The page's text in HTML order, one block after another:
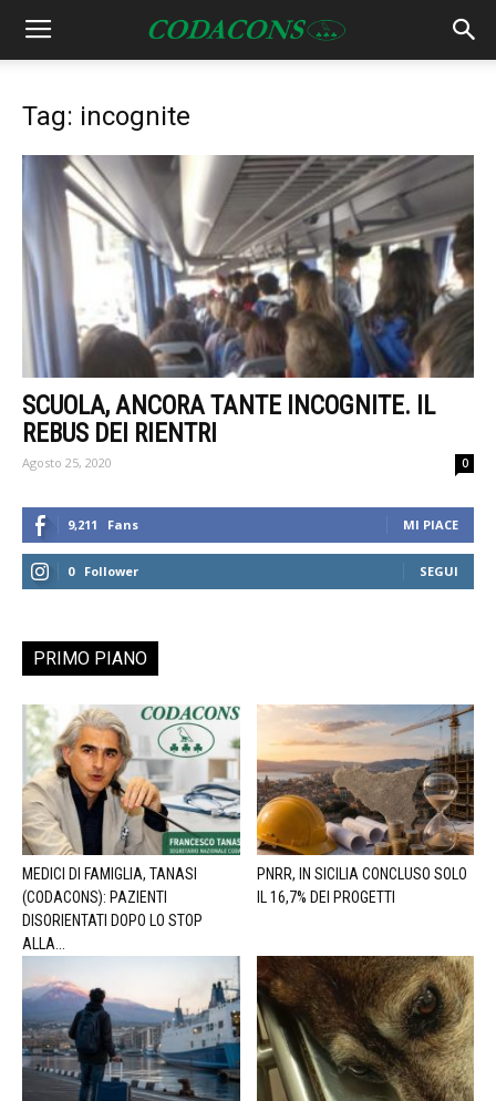
Tag: incognite
SCUOLA, ANCORA TANTE INCOGNITE. IL
REBUS DEI RIENTRI
Agosto 25, 2020 0
9,211 Fans MI PIACE
0 Follower SEGUI
PRIMO PIANO
MEDICI DI FAMIGLIA, TANASI
(CODACONS): PAZIENTI
DISORIENTATI DOPO LO STOP
ALLA...
PNRR, IN SICILIA CONCLUSO SOLO
IL 16,7% DEI PROGETTI